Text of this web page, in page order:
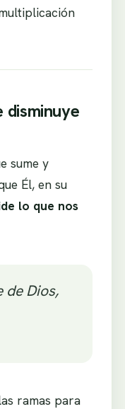
disminuye
sume y
Él, en su
lo que nos
de Dios,
ramas para